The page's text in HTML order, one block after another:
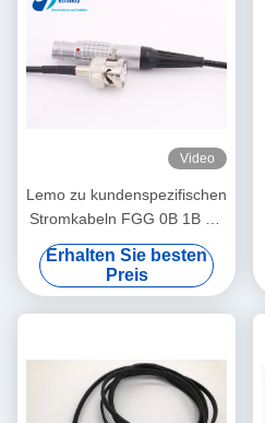
Video
Lemo zu kundenspezifischen
Stromkabeln FGG 0B 1B 2B
3B BNC zu BNC-Mann und
zum weiblichen Kabel
Erhalten Sie besten
Preis